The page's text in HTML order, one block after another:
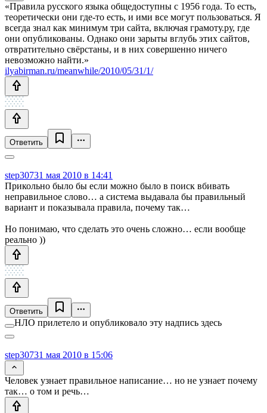
«Правила русского языка общедоступны с 1956 года. То есть,
теоретически они где-то есть, и ими все могут пользоваться. Я
всегда знал как минимум три сайта, включая грамоту.ру, где
они опубликованы. Однако они зарыты вглубь этих сайтов,
отвратительно свёрстаны, и в них совершенно ничего
невозможно найти.»
ilyabirman.ru/meanwhile/2010/05/31/1/
Ответить
step30731 мая 2010 в 14:41
Прикольно было бы если можно было в поиск вбивать
неправильное слово… а система выдавала бы правильный
вариант и показывала правила, почему так…
Но понимаю, что сделать это очень сложно… если вообще
реально ))
Ответить
НЛО прилетело и опубликовало эту надпись здесь
step30731 мая 2010 в 15:06
Человек узнает правильное написание… но не узнает почему
так… о том и речь…